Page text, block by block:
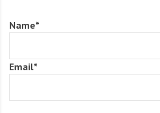
Name*
Email*